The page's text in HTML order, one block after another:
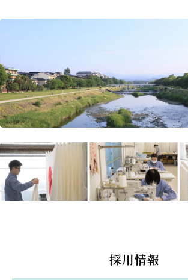
採用情報